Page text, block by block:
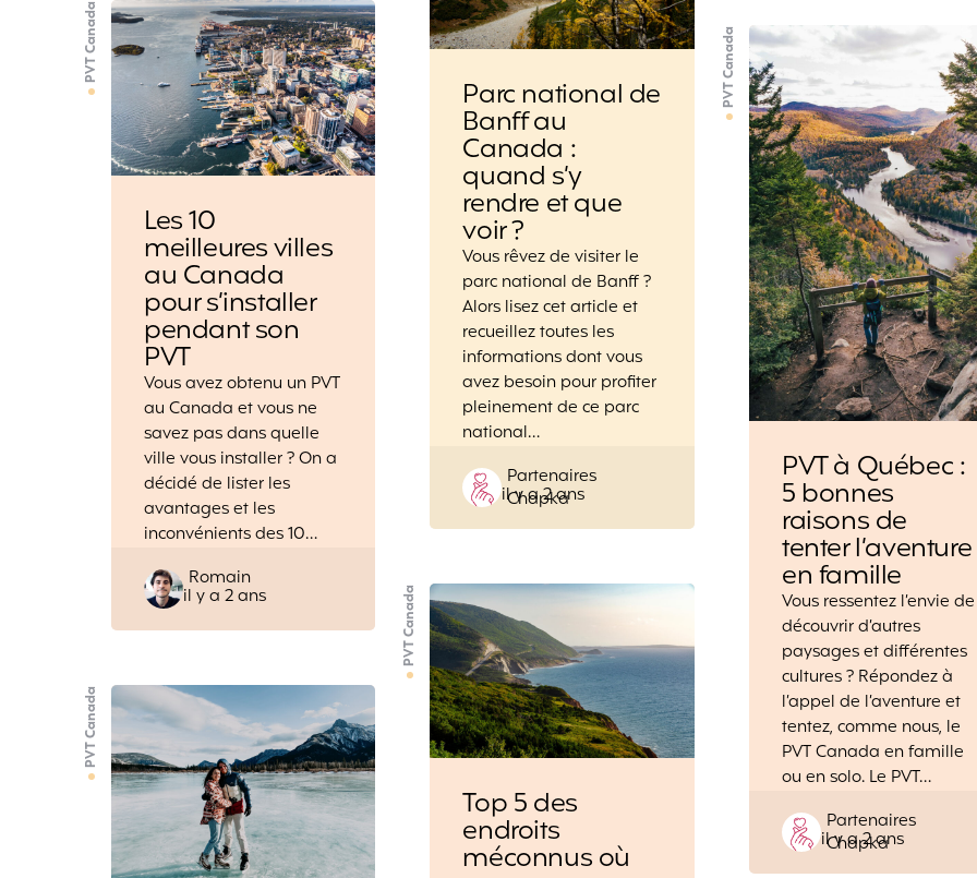
Parc national de
Banff au
Canada :
quand s’y
rendre et que
voir ?
Vous rêvez de visiter le
parc national de Banff ?
Alors lisez cet article et
recueillez toutes les
informations dont vous
avez besoin pour profiter
pleinement de ce parc
national…
Posted
by
Partenaires
Chapka
il y a 2 ans
PVT Canada
Les 10
meilleures villes
au Canada
pour s’installer
pendant son
PVT
Vous avez obtenu un PVT
au Canada et vous ne
savez pas dans quelle
ville vous installer ? On a
décidé de lister les
avantages et les
inconvénients des 10…
Posted
by
Romain
il y a 2 ans
PVT Canada
PVT à Québec :
5 bonnes
raisons de
tenter l’aventure
en famille
Vous ressentez l’envie de
découvrir d’autres
paysages et différentes
cultures ? Répondez à
l’appel de l’aventure et
tentez, comme nous, le
PVT Canada en famille
ou en solo. Le PVT…
Posted
by
Partenaires
Chapka
il y a 2 ans
PVT Canada
Top 5 des
endroits
méconnus où
PVT Canada